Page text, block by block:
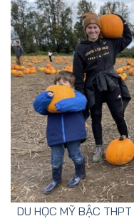
DU HỌC MỸ BẬC